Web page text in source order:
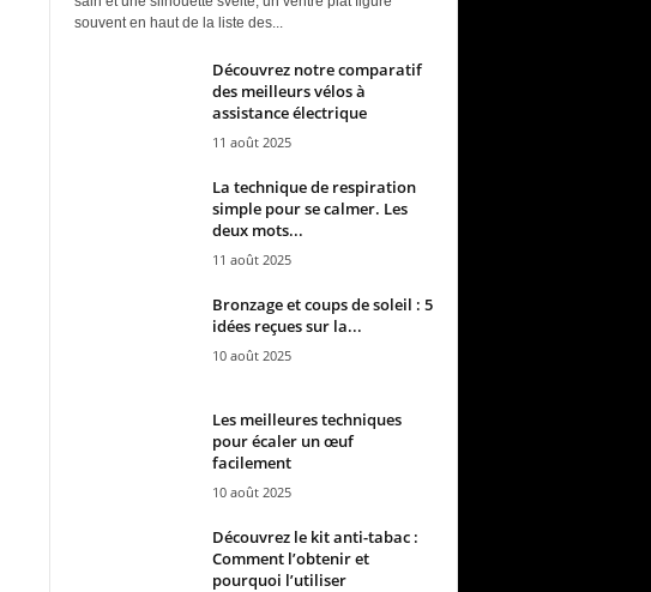
souvent en haut de la liste des...
Découvrez notre comparatif
des meilleurs vélos à
assistance électrique
11 août 2025
La technique de respiration
simple pour se calmer. Les
deux mots...
11 août 2025
Bronzage et coups de soleil : 5
idées reçues sur la...
10 août 2025
Les meilleures techniques
pour écaler un œuf
facilement
10 août 2025
Découvrez le kit anti-tabac :
Comment l’obtenir et
pourquoi l’utiliser